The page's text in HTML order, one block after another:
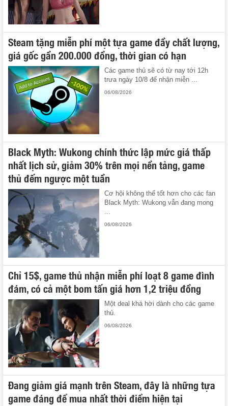
Steam tặng miễn phí một tựa game đầy chất lượng,
giá gốc gần 200.000 đồng, thời gian có hạn
Các game thủ sẽ có từ nay tới 12h
trưa ngày 10/8 để nhận miễn ...
06/08/2026
Black Myth: Wukong chính thức lập mức giá thấp
nhất lịch sử, giảm 30% trên mọi nền tảng, game
thủ đếm ngược một tuần
Cơ hội không thể tốt hơn cho các fan
Black Myth: Wukong vẫn đang mong
...
06/08/2026
Chỉ 15$, game thủ nhận miễn phí loạt 8 game đình
đám, có cả một bom tấn giá hơn 1,2 triệu đồng
Một deal khá hời dành cho các game
thủ.
06/08/2026
Đang giảm giá mạnh trên Steam, đây là những tựa
game đáng để mua nhất thời điểm hiện tại